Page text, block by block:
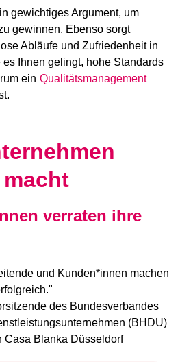
gewichtiges Argument, um
gewinnen. Ebenso sorgt
Abläufe und Zufriedenheit in
Ihnen gelingt, hohe Standards
ein Qualitätsmanagement
verraten ihre
und Kunden*innen machen
des Bundesverbandes
(BHDU)
Casa Blanka Düsseldorf